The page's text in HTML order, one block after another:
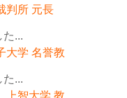
判所 元長
た...
大学 名誉教
た...